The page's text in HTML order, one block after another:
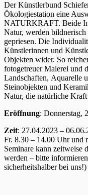
Der Künstlerbund
Ökologiestation eine
NATURKRAFT. Beide
Natur, werden
gepriesen. Die
Künstlerinnen und
Objekten wider. So
fotogetreuer Malerei und
Landschaften, Aquarelle
Steinobjekten und
Natur, die natürliche
Eröffnung: Donnerstag,
Zeit: 27.04.2023 –
Fr. 8.30 – 14.00 Uhr und
Seminare kann zeitweise
werden – bitte
sicherheitshalber bei uns!)